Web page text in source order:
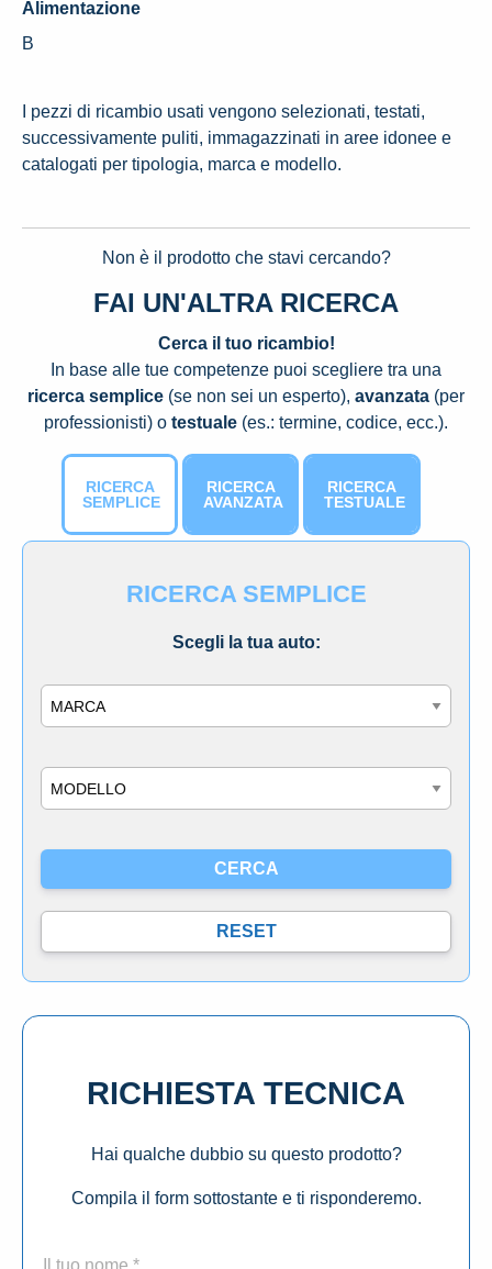
Alimentazione
B
I pezzi di ricambio usati vengono selezionati, testati,
successivamente puliti, immagazzinati in aree idonee e
catalogati per tipologia, marca e modello.
Non è il prodotto che stavi cercando?
FAI UN'ALTRA RICERCA
Cerca il tuo ricambio!
In base alle tue competenze puoi scegliere tra una
ricerca semplice (se non sei un esperto), avanzata (per
professionisti) o testuale (es.: termine, codice, ecc.).
RICERCA
SEMPLICE
RICERCA
AVANZATA
RICERCA
TESTUALE
RICERCA SEMPLICE
Scegli la tua auto:
RICHIESTA TECNICA
Hai qualche dubbio su questo prodotto?
Compila il form sottostante e ti risponderemo.